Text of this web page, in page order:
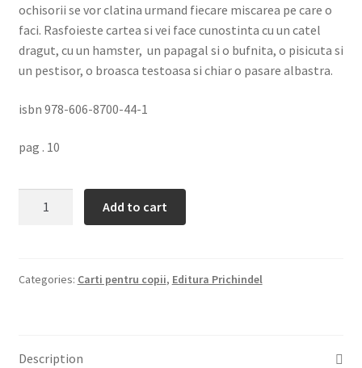
ochisorii se vor clatina urmand fiecare miscarea pe care o
faci. Rasfoieste cartea si vei face cunostinta cu un catel
dragut, cu un hamster, un papagal si o bufnita, o pisicuta si
un pestisor, o broasca testoasa si chiar o pasare albastra.
isbn 978-606-8700-44-1
pag . 10
Add to cart
Categories: Carti pentru copii, Editura Prichindel
Description